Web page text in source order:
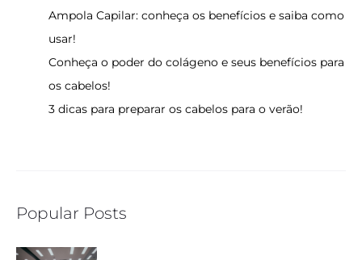
Ampola Capilar: conheça os benefícios e saiba como
usar!
Conheça o poder do colágeno e seus benefícios para
os cabelos!
3 dicas para preparar os cabelos para o verão!
Popular Posts